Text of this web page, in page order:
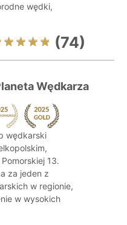
wędki,
(74)
Wędkarza
wędkarski
13.
za jeden z
w regionie,
w wysokich